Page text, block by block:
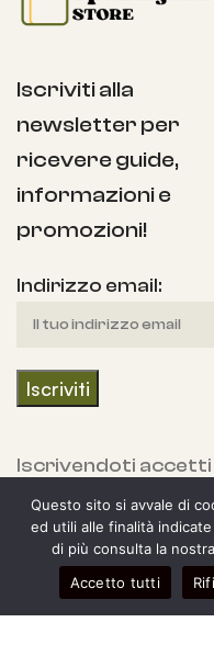
Iscriviti alla
newsletter per
ricevere guide,
informazioni e
promozioni!
Indirizzo email:
Iscrivendoti accetti
nostra Informativa
sulla privacy e
il consenso a
aggiornamenti dalla
nostra azienda.
laterale
Il mio account
0
Carrello
Questo sito si avvale di
ed utili alle finalità
di più consulta la
Accetto tutti